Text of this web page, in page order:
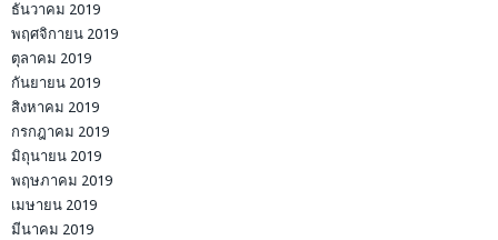
ธันวาคม 2019
พฤศจิกายน 2019
ตุลาคม 2019
กันยายน 2019
สิงหาคม 2019
กรกฎาคม 2019
มิถุนายน 2019
พฤษภาคม 2019
เมษายน 2019
มีนาคม 2019